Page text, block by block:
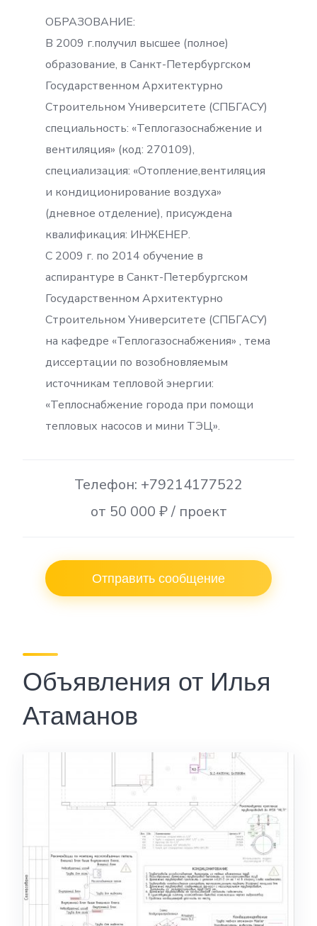
ОБРАЗОВАНИЕ:
В 2009 г.получил высшее (полное)
образование, в Санкт-Петербургском
Государственном Архитектурно
Строительном Университете (СПБГАСУ)
специальность: «Теплогазоснабжение и
вентиляция» (код: 270109),
специализация: «Отопление,вентиляция
и кондиционирование воздуха»
(дневное отделение), присуждена
квалификация: ИНЖЕНЕР.
С 2009 г. по 2014 обучение в
аспирантуре в Санкт-Петербургском
Государственном Архитектурно
Строительном Университете (СПБГАСУ)
на кафедре «Теплогазоснабжения» , тема
диссертации по возобновляемым
источникам тепловой энергии:
«Теплоснабжение города при помощи
тепловых насосов и мини ТЭЦ».
Телефон: +79214177522
от 50 000 ₽ / проект
Отправить сообщение
Объявления от Илья
Атаманов